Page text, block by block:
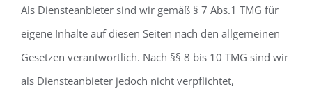
Als Diensteanbieter sind wir gemäß § 7 Abs.1 TMG für
eigene Inhalte auf diesen Seiten nach den allgemeinen
Gesetzen verantwortlich. Nach §§ 8 bis 10 TMG sind wir
als Diensteanbieter jedoch nicht verpflichtet,